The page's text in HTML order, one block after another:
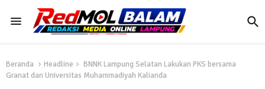
Beranda Headline
BNNK Lampung Selatan Lakukan PKS bersama
Granat dan Universitas Muhammadiyah Kalianda